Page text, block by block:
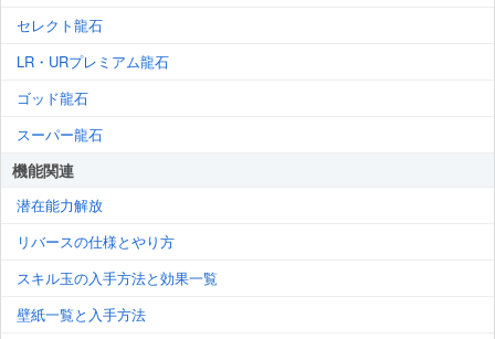
セレクト龍石
LR・URプレミアム龍石
ゴッド龍石
スーパー龍石
機能関連
潜在能力解放
リバースの仕様とやり方
スキル玉の入手方法と効果一覧
壁紙一覧と入手方法